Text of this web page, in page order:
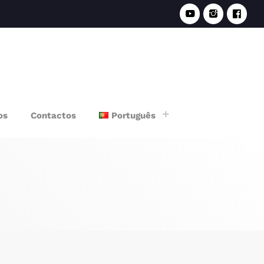
Contactos Português